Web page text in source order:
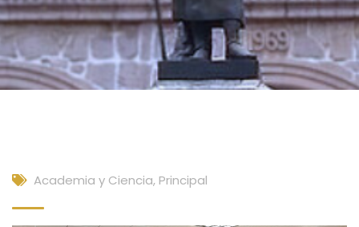
Academia y Ciencia, Principal